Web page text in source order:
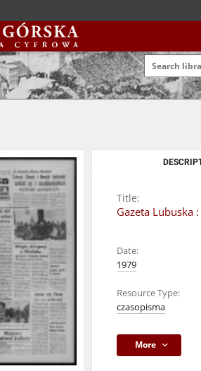
Title:
Gazeta Lubuska
Date:
1979
Resource Type:
czasopisma
More